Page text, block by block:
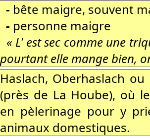
- bête maigre, souvent
- personne maigre
« L' est sec comme une
pourtant elle mange bien,
Haslach, Oberhaslach
(près de La Hoube), où
en pèlerinage pour y
animaux domestiques.